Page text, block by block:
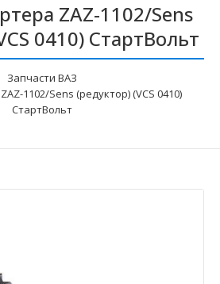
ZAZ-1102/Sens
0410) СтартВольт
Запчасти ВАЗ
1102/Sens (редуктор) (VCS 0410)
СтартВольт